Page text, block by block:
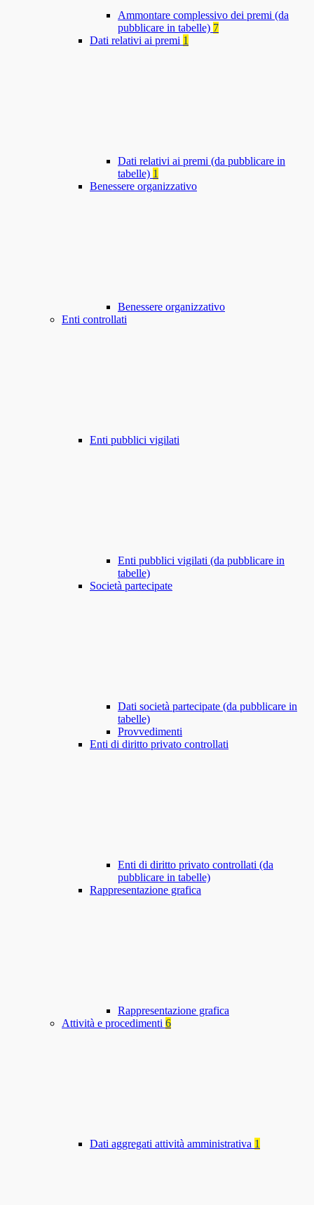
Ammontare complessivo dei premi (da
pubblicare in tabelle) 7
Dati relativi ai premi 1
Dati relativi ai premi (da pubblicare in
tabelle) 1
Benessere organizzativo
Benessere organizzativo
Enti controllati
Enti pubblici vigilati
Enti pubblici vigilati (da pubblicare in
tabelle)
Società partecipate
Dati società partecipate (da pubblicare in
tabelle)
Provvedimenti
Enti di diritto privato controllati
Enti di diritto privato controllati (da
pubblicare in tabelle)
Rappresentazione grafica
Rappresentazione grafica
Attività e procedimenti 6
Dati aggregati attività amministrativa 1